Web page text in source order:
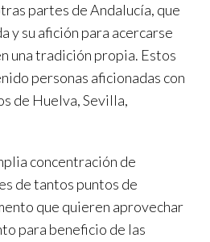
partes de Andalucía, que
y su afición para acercarse
una tradición propia. Estos
personas aficionadas con
de Huelva, Sevilla,
concentración de
de tantos puntos de
que quieren aprovechar
para beneficio de las